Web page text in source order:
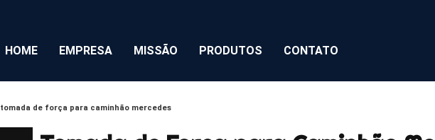
HOME EMPRESA MISSÃO PRODUTOS CONTATO
tomada de força para caminhão mercedes